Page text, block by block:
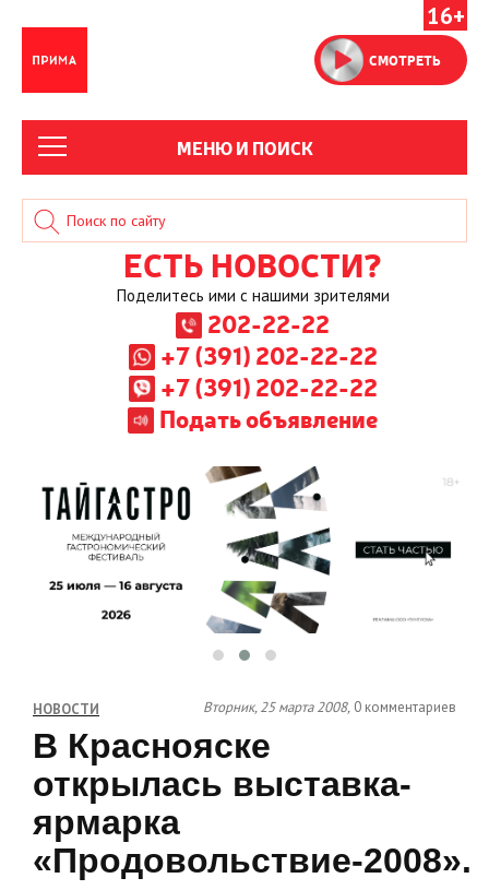
16+
СМОТРЕТЬ
МЕНЮ И ПОИСК
ЕСТЬ НОВОСТИ?
Поделитесь ими с нашими зрителями
202-22-22
+7 (391) 202-22-22
+7 (391) 202-22-22
Подать объявление
НОВОСТИ Вторник, 25 марта 2008, 0 комментариев
В Краснояске
открылась выставка-
ярмарка
«Продовольствие-2008».